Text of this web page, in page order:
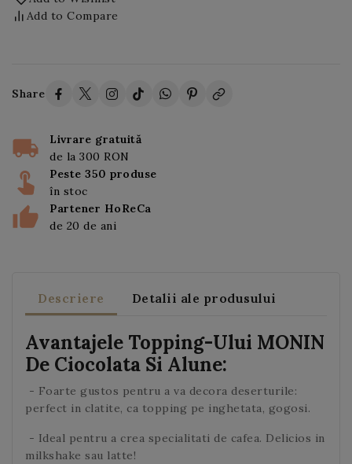
Add to Compare
Share
Livrare gratuită
de la 300 RON
Peste 350 produse
în stoc
Partener HoReCa
de 20 de ani
Descriere Detalii ale produsului
Avantajele Topping-Ului MONIN
De Ciocolata Si Alune:
- Foarte gustos pentru a va decora deserturile:
perfect in clatite, ca topping pe inghetata, gogosi.
- Ideal pentru a crea specialitati de cafea. Delicios in
milkshake sau latte!